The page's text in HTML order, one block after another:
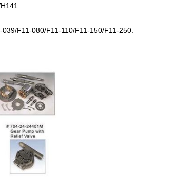
F11-080/F11-110/F11-150/F11-250.